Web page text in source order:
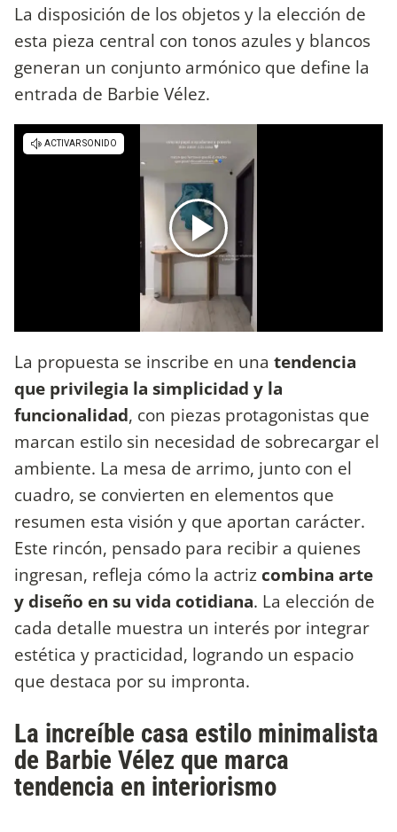
La disposición de los objetos y la elección de
esta pieza central con tonos azules y blancos
generan un conjunto armónico que define la
entrada de Barbie Vélez.
La propuesta se inscribe en una tendencia
que privilegia la simplicidad y la
funcionalidad, con piezas protagonistas que
marcan estilo sin necesidad de sobrecargar el
ambiente. La mesa de arrimo, junto con el
cuadro, se convierten en elementos que
resumen esta visión y que aportan carácter.
Este rincón, pensado para recibir a quienes
ingresan, refleja cómo la actriz combina arte
y diseño en su vida cotidiana. La elección de
cada detalle muestra un interés por integrar
estética y practicidad, logrando un espacio
que destaca por su impronta.
La increíble casa estilo minimalista
de Barbie Vélez que marca
tendencia en interiorismo